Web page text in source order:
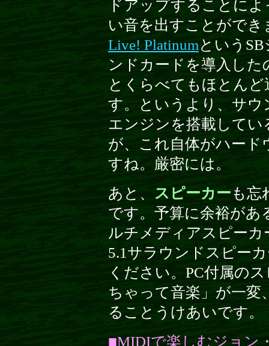
ドアップすることに
い音を出すことができ
Live! Platinumという
ンドカードを導入し
とくらべてもほとん
す。というより、サ
エンジンを搭載して
が、これ自体がハー
すね。厳密には。
あと、 スピーカーも忘
です。予算に余裕が
ルチメディアスピー
5.1サラウンドスピー
ください。PC付属の
ちゃって音楽」が一変
ることうけあいです。
■MIDIで楽しむジョン